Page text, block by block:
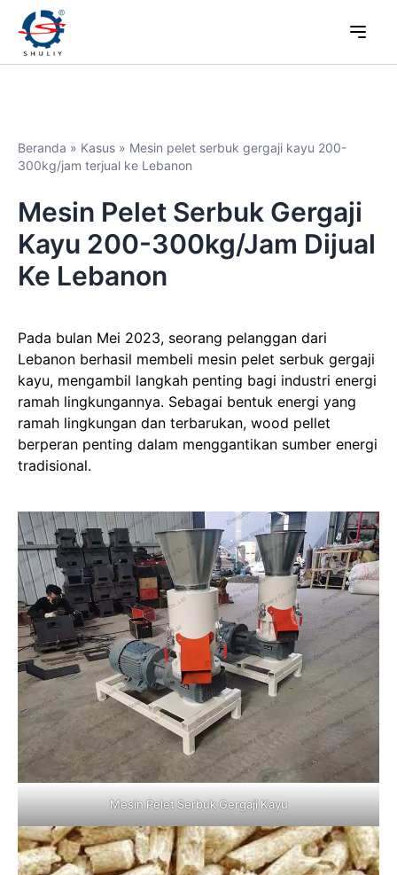
Beranda » Kasus » Mesin pelet serbuk gergaji kayu 200-
300kg/jam terjual ke Lebanon
Mesin Pelet Serbuk Gergaji
Kayu 200-300kg/jam Dijual
Ke Lebanon
Pada bulan Mei 2023, seorang pelanggan dari
Lebanon berhasil membeli mesin pelet serbuk gergaji
kayu, mengambil langkah penting bagi industri energi
ramah lingkungannya. Sebagai bentuk energi yang
ramah lingkungan dan terbarukan, wood pellet
berperan penting dalam menggantikan sumber energi
tradisional.
Mesin Pelet Serbuk Gergaji Kayu